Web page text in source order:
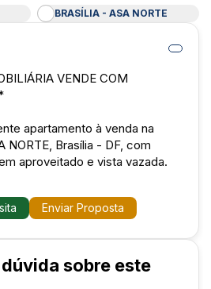
BRASÍLIA - ASA NORTE
VENDE COM
apartamento à venda na
NORTE, Brasília - DF, com
aproveitado e vista vazada.
sofisticação e uma
perfeito para quem busca
de vida no coração do
suítes e 4 vagas de garagem!
Enviar Proposta
sobre este